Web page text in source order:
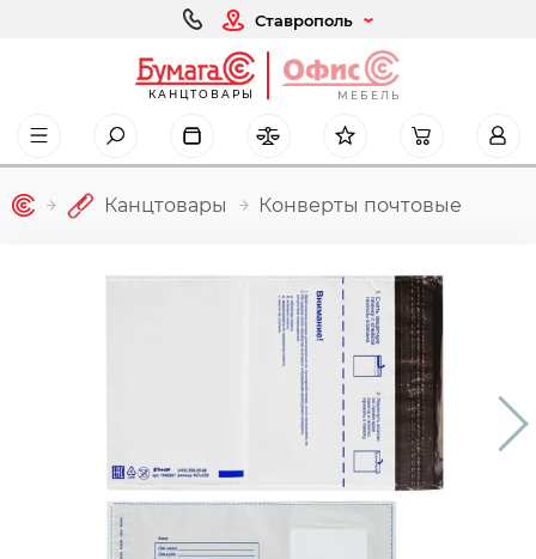
Ставрополь
КАНЦТОВАРЫ МЕБЕЛЬ
Канцтовары Конверты почтовые